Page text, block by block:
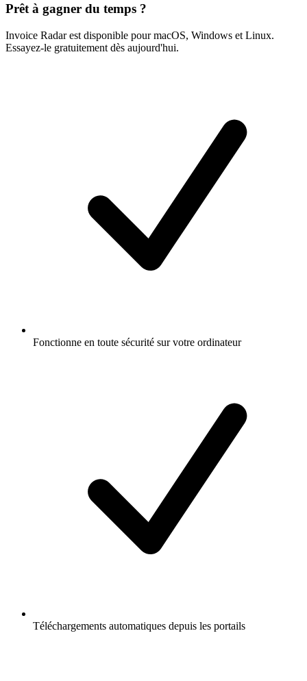
Prêt à gagner du temps ?
Invoice Radar est disponible pour macOS, Windows et Linux.
Essayez-le gratuitement dès aujourd'hui.
Fonctionne en toute sécurité sur votre ordinateur
Téléchargements automatiques depuis les portails